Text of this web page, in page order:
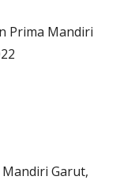
Prima Mandiri
Mandiri Garut,